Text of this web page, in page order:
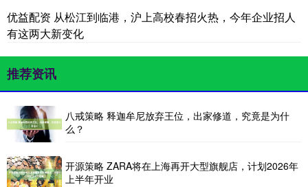
优益配资 从松江到临港，沪上高校春招火热，今年企业招人
有这两大新变化
推荐资讯
八戒策略 释迦牟尼放弃王位，出家修道，究竟是为什
么？
开源策略 ZARA将在上海再开大型旗舰店，计划2026年
上半年开业